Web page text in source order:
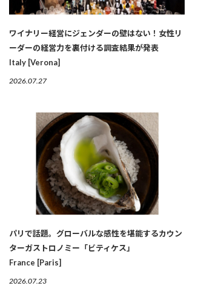
ワイナリー経営にジェンダーの壁はない！女性リ
ーダーの経営力を裏付ける調査結果が発表
Italy [Verona]
2026.07.27
パリで話題。グローバルな感性を堪能するカウン
ターガストロノミー「ビティケス」
France [Paris]
2026.07.23